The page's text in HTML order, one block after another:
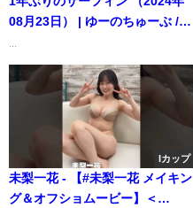
08月23日） | ゆーのちゅーぶ /
Iカップ
未梨一花 - 【#未梨一花 メイキン
グ＆オフショムービー】＜